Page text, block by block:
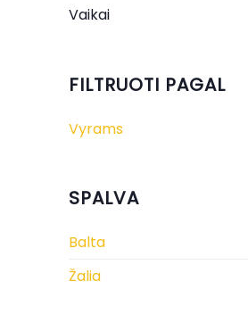
Vaikai
FILTRUOTI PAGAL
Vyrams
SPALVA
Balta
Žalia